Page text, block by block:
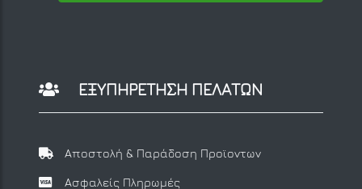
ΕΞΥΠΗΡΕΤΗΣΗ ΠΕΛΑΤΩΝ
Αποστολή & Παράδοση Προϊοντων
Ασφαλείς Πληρωμές